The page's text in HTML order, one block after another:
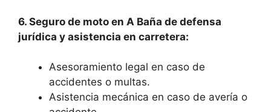
6. Seguro de moto en A Baña de defensa
jurídica y asistencia en carretera:
Asesoramiento legal en caso de
accidentes o multas.
Asistencia mecánica en caso de avería o